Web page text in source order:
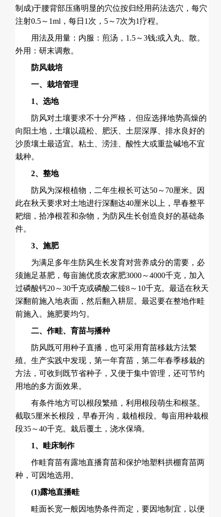
制成)于腰背部压痛明显的穴位按归经用药法选穴，每穴
注射0.5～1ml，每日1次，5～7次为1疗程。
用法及用量：内服：煎汤，1.5～3钱;或入丸、散。
外用：研末调敷。
防风栽培
一、栽培管理
1、选地
防风对土壤要求不十分严格， 但应选择地势高燥的
向阳土地，土壤以疏松、肥沃、土层深厚、排水良好的
沙质壤土最适宜。粘土、涝洼、酸性大或重盐碱地不宜
栽种。
2、整地
防风为深根植物，二年生根长可达50～70厘米。因
此在秋天要求对土地进行深翻达40厘米以上，早春整平
耙细，拾净根茬和杂物，为防风生长创造良好的基础条
件。
3、施肥
为满足多年生防风生长发育对营养成分的需要，必
须施足基肥，每亩施优质农家肥3000～4000千克，加入
过磷酸钙20～30千克或磷酸二铵8～10千克。最适在秋天
深翻前施入地表面，然后翻入耕层。最迟要在整地作畦
前施入。施肥要均匀。
二、作畦、育苗与播种
防风既可用种子直播，也可采用育苗移栽方法繁
殖。生产实践中发现，第一年育苗，第二年春季移栽的
方法，可收到既节省种子，又便于集中管理，还可节约
用地的多方面效果。
有条件地方可以根段繁殖，利用根段萌生和根茎。
截取5厘米长根段，早春开沟，栽植根段。每亩用种栽根
段35～40千克。栽后覆土，浇水保墒。
1、畦床制作
作畦育苗有露地直播育苗和保护地塑料拱棚育苗两
种，可因地选用。
(1)露地直播畦
畦面长宽一般因地势条件而定，要因地制宜，以便